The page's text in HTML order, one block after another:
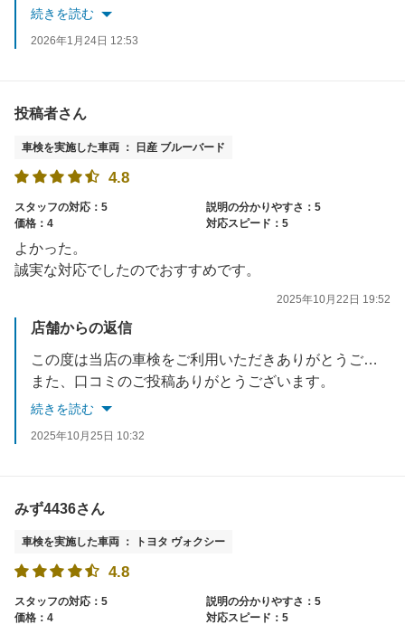
今後のアフターサービスも是非お気軽にご相談くださいませ。
続きを読む
2026年1月24日 12:53
投稿者さん
車検を実施した車両 ： 日産 ブルーバード
4.8
スタッフの対応：5
説明の分かりやすさ：5
価格：4
対応スピード：5
よかった。
誠実な対応でしたのでおすすめです。
2025年10月22日 19:52
店舗からの返信
この度は当店の車検をご利用いただきありがとうございました。
また、口コミのご投稿ありがとうございます。
さらに、車検フェアや各種お値引きの実施をしております。
続きを読む
2025年10月25日 10:32
みず4436さん
車検を実施した車両 ： トヨタ ヴォクシー
4.8
スタッフの対応：5
説明の分かりやすさ：5
価格：4
対応スピード：5